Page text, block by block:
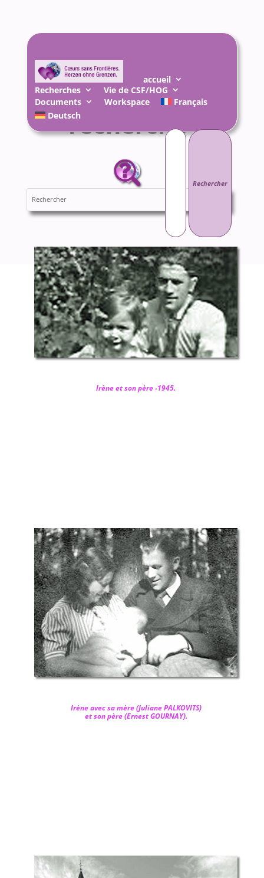
accueil
Recherches
Vie de CSF/HOG
Documents
Workspace
Français
Deutsch
Rechercher :
N’abandonnez
jamais votre
recherche !
Irène et son père -1945.
Irène avec sa mère (Juliane PALKOVITS)
et son père (Ernest GOURNAY).